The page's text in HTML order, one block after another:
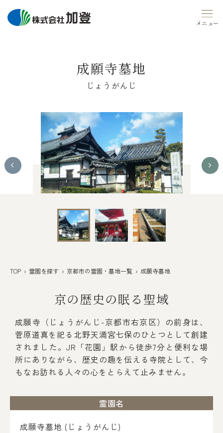
to
成願寺墓地
じょうがんじ
TOP › 霊園を探す › 京都市の霊園・墓地一覧 › 成願寺墓地
京の歴史の眠る聖域
成願寺（じょうがんじ-京都市右京区）の前身は、
菅原道真を祀る北野天満宮七保のひとつとして創建
されました。JR「花園」駅から徒歩7分と便利な場
所にありながら、歴史の趣を伝える寺院として、今
もなお訪れる人々の心をとらえて止みません。
霊園名
成願寺墓地 (じょうがんじ)